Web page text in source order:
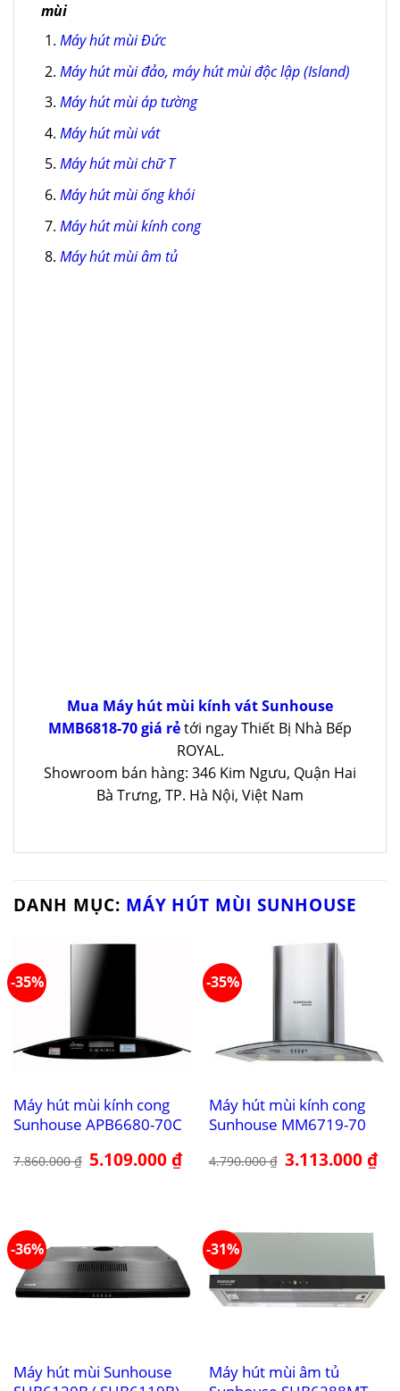
mùi
Máy hút mùi Đức
Máy hút mùi đảo, máy hút mùi độc lập (Island)
Máy hút mùi áp tường
Máy hút mùi vát
Máy hút mùi chữ T
Máy hút mùi ống khói
Máy hút mùi kính cong
Máy hút mùi âm tủ
Mua Máy hút mùi kính vát Sunhouse
MMB6818-70 giá rẻtới ngay Thiết Bị Nhà Bếp
ROYAL.
Showroom bán hàng: 346 Kim Ngưu, Quận Hai
Bà Trưng, TP. Hà Nội, Việt Nam
DANH MỤC: MÁY HÚT MÙI SUNHOUSE
-35%
Máy hút mùi kính cong
Sunhouse APB6680-70C
7.860.000₫ Giá
gốc
5.109.000₫Giá
hiện
-35%
Máy hút mùi kính cong
Sunhouse MM6719-70
4.790.000₫ Giá
gốc
3.113.000₫Giá
-36%
Máy hút mùi Sunhouse
-31%
Máy hút mùi âm tủ